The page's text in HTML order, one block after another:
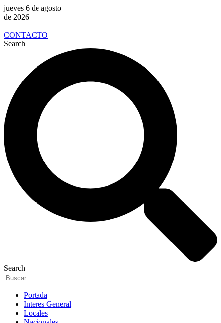
jueves 6 de agosto
de 2026
CONTACTO
Search
Search
Portada
Interes General
Locales